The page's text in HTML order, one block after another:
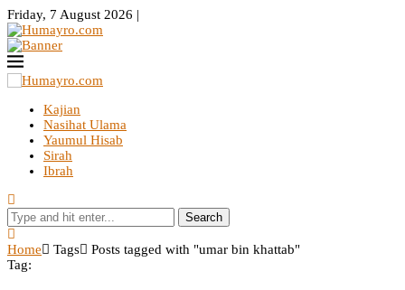
Friday, 7 August 2026 |
Kajian
Nasihat Ulama
Yaumul Hisab
Sirah
Ibrah
Search
Home Tags
Posts tagged with "umar bin khattab"
Tag: